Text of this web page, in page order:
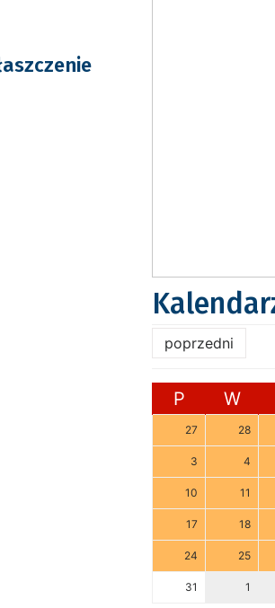
poprzedni
P W
27 28
3 4
10 11
17 18
24 25
31 1